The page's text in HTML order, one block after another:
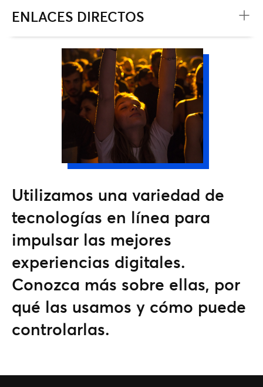
ENLACES DIRECTOS
Utilizamos una variedad de
tecnologías en línea para
impulsar las mejores
experiencias digitales.
Conozca más sobre ellas, por
qué las usamos y cómo puede
controlarlas.